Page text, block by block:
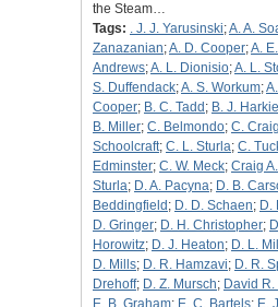
the Steam…
Tags: . J. J. Yarusinski;A. A.
Zanazanian;A. D. Cooper;A.
Andrews;A. L. Dionisio;A. L.
S. Duffendack;A. S. Workum;
Cooper; B. C. Tadd ; B. J.
B. Miller; C. Belmondo; C. Craig
Schoolcraft; C. L. Sturla; C.
Edminster; C. W. Meck; Craig
Sturla; D. A. Pacyna; D. B.
Beddingfield ; D. D. Schaen; D.
D. Gringer; D. H. Christopher;
Horowitz; D. J. Heaton; D. L.
D. Mills; D. R. Hamzavi; D. R.
Drehoff; D. Z. Mursch; David
E. B. Graham; E. C. Bartels; E.